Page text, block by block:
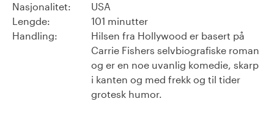
Nasjonalitet:
USA
Lengde:
101 minutter
Handling:
Hilsen fra Hollywood er basert på
Carrie Fishers selvbiografiske roman
og er en noe uvanlig komedie, skarp
i kanten og med frekk og til tider
grotesk humor.